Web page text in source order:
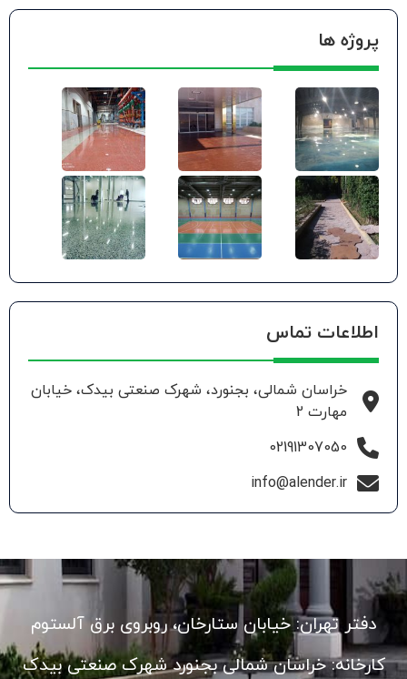
پروژه ها
اطلاعات تماس
خراسان شمالی، بجنورد، شهرک صنعتی بیدک، خیابان
مهارت 2
02191307050
info@alender.ir
دفتر تهران: خیابان ستارخان، روبروی برق آلستوم
کارخانه: خراسان شمالی بجنورد شهرک صنعتی بیدک